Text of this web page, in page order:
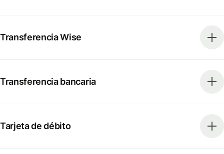
Transferencia Wise
Transferencia bancaria
Tarjeta de débito